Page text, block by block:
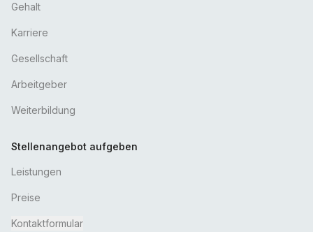
Gehalt
Karriere
Gesellschaft
Arbeitgeber
Weiterbildung
Stellenangebot aufgeben
Leistungen
Preise
Kontaktformular